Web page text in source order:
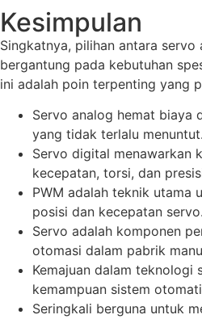
Kesimpulan
Singkatnya, pilihan antara
bergantung pada kebutuhan
ini adalah poin terpenting yang
Servo analog hemat biaya
yang tidak terlalu menuntut.
Servo digital menawarkan
kecepatan, torsi, dan
PWM adalah teknik utama
posisi dan kecepatan servo.
Servo adalah komponen
otomasi dalam pabrik
Kemajuan dalam teknologi
kemampuan sistem
Seringkali berguna untuk